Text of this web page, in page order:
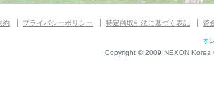
約 プライバシーポリシー 特定商取引法に基づく表記 資
オ
Copyright © 2009 NEXON Korea